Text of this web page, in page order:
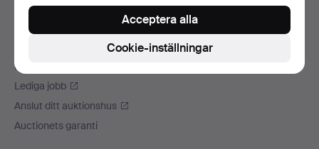
Auctionet
Press
Lediga jobb
Anslut ditt auktionshus
Auctionets garanti
Cookie-inställningar
Acceptera alla